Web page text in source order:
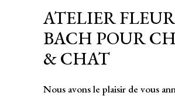
ATELIER
BACH POUR
& CHAT
Nous avons le plaisir de vous